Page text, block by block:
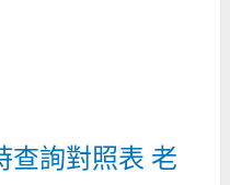
查詢對照表 老